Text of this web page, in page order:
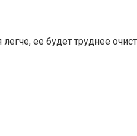
ее будет труднее